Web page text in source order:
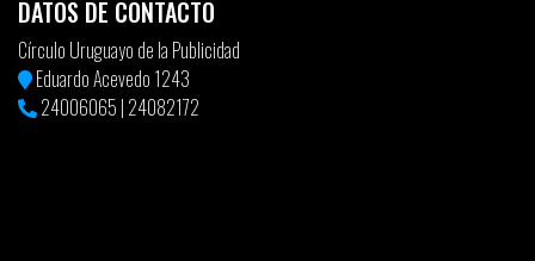
DATOS DE CONTACTO
Círculo Uruguayo de la Publicidad
Eduardo Acevedo 1243
24006065 | 24082172